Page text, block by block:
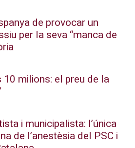
de provocar un
per la seva “manca de
milions: el preu de la
i municipalista: l’única
de l’anestèsia del PSC i